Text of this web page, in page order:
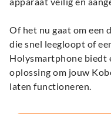
Of het nu gaat om een
die snel leegloopt of
Holysmartphone biedt
oplossing om jouw
laten functioneren.